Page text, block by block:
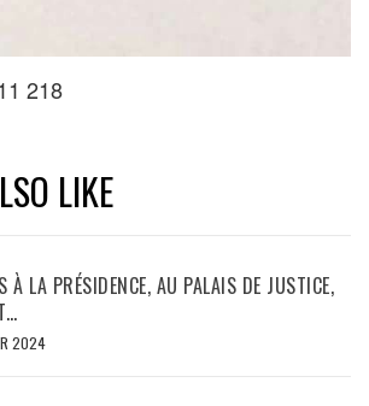
218
LIKE
À LA PRÉSIDENCE, AU PALAIS DE JUSTICE,
2024